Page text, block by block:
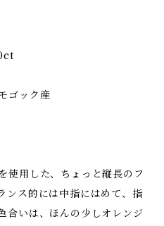
ゴック産
使用した、ちょっと縦長のフ
ンス的には中指にはめて、指
合いは、ほんの少しオレンジ